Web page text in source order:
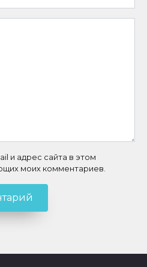
и адрес сайта в этом
моих комментариев.